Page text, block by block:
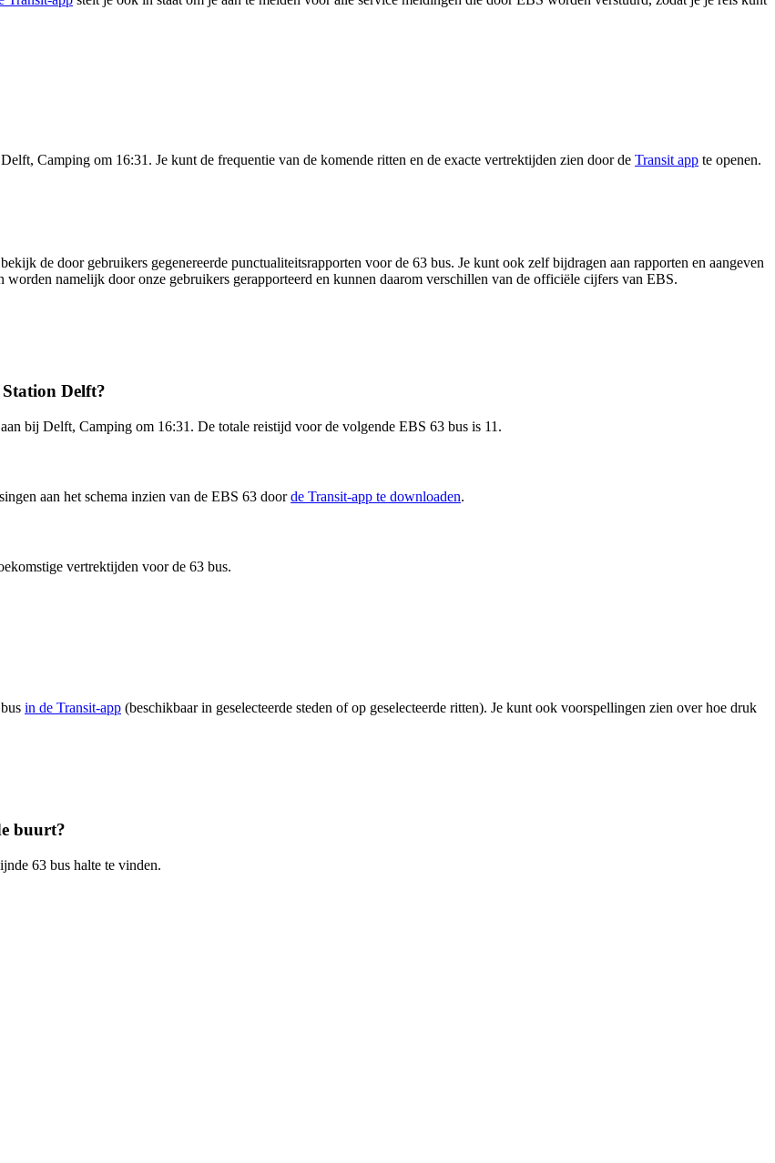
Camping om 16:31. Je kunt de frequentie van de komende ritten en de exacte vertrektijden zien door de Transit app te openen.
de door gebruikers gegenereerde punctualiteitsrapporten voor de 63 bus. Je kunt ook zelf bijdragen aan rapporten en aangeven
namelijk door onze gebruikers gerapporteerd en kunnen daarom verschillen van de officiële cijfers van EBS.
Delft?
bij Delft, Camping om 16:31. De totale reistijd voor de volgende EBS 63 bus is 11.
aan het schema inzien van de EBS 63 doorde Transit-app te downloaden.
vertrektijden voor de 63 bus.
in de Transit-app (beschikbaar in geselecteerde steden of op geselecteerde ritten). Je kunt ook voorspellingen zien over hoe druk
buurt?
63 bus halte te vinden.